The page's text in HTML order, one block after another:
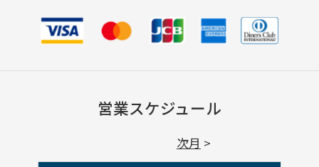
営業スケジュール
次月